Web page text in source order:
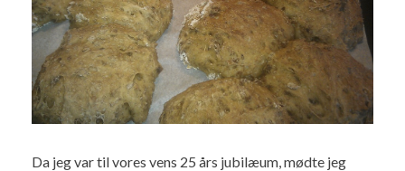
Da jeg var til vores vens 25 års jubilæum, mødte jeg